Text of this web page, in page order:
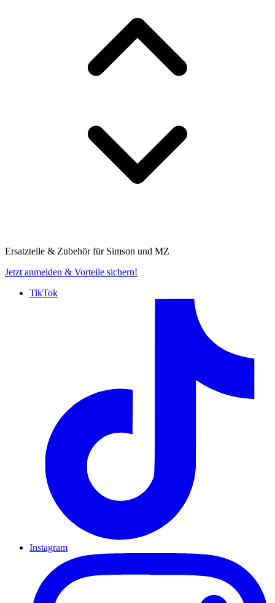
Ersatzteile & Zubehör für Simson und MZ
Jetzt anmelden & Vorteile sichern!
TikTok
Instagram